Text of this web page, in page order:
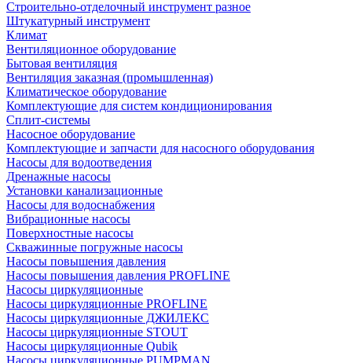
Строительно-отделочный инструмент разное
Штукатурный инструмент
Климат
Вентиляционное оборудование
Бытовая вентиляция
Вентиляция заказная (промышленная)
Климатическое оборудование
Комплектующие для систем кондиционирования
Сплит-системы
Насосное оборудование
Комплектующие и запчасти для насосного оборудования
Насосы для водоотведения
Дренажные насосы
Установки канализационные
Насосы для водоснабжения
Вибрационные насосы
Поверхностные насосы
Скважинные погружные насосы
Насосы повышения давления
Насосы повышения давления PROFLINE
Насосы циркуляционные
Насосы циркуляционные PROFLINE
Насосы циркуляционные ДЖИЛЕКС
Насосы циркуляционные STOUT
Насосы циркуляционные Qubik
Насосы циркуляционные PUMPMAN